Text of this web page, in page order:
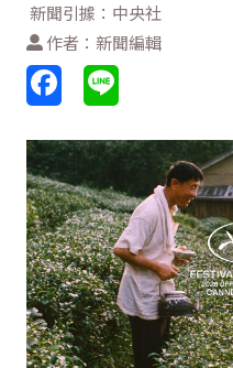
新聞引據：中央社
作者：新聞編輯